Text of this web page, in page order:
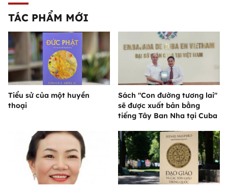
TÁC PHẨM MỚI
Tiểu sử của một huyền
thoại
Sách "Con đường tương lai"
sẽ được xuất bản bằng
tiếng Tây Ban Nha tại Cuba